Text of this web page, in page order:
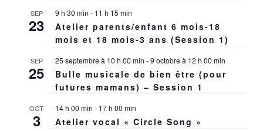
SEP
23
9 h 30 min - 11 h 15 min
Atelier parents/enfant 6 mois-18
mois et 18 mois-3 ans (Session 1)
SEP
25
25 septembre à 10 h 00 min -9 octobre à 12 h 00 min
Bulle musicale de bien être (pour
futures mamans) – Session 1
OCT
3
14 h 00 min - 17 h 00 min
Atelier vocal « Circle Song »